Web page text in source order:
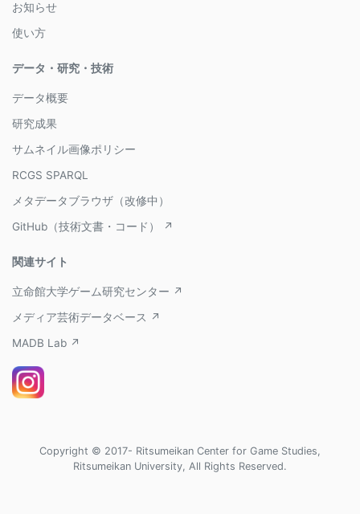
お知らせ
使い方
データ・研究・技術
データ概要
研究成果
サムネイル画像ポリシー
RCGS SPARQL
メタデータブラウザ（改修中）
GitHub（技術文書・コード） ↗
関連サイト
立命館大学ゲーム研究センター ↗
メディア芸術データベース ↗
MADB Lab ↗
Copyright © 2017- Ritsumeikan Center for Game Studies,
Ritsumeikan University, All Rights Reserved.